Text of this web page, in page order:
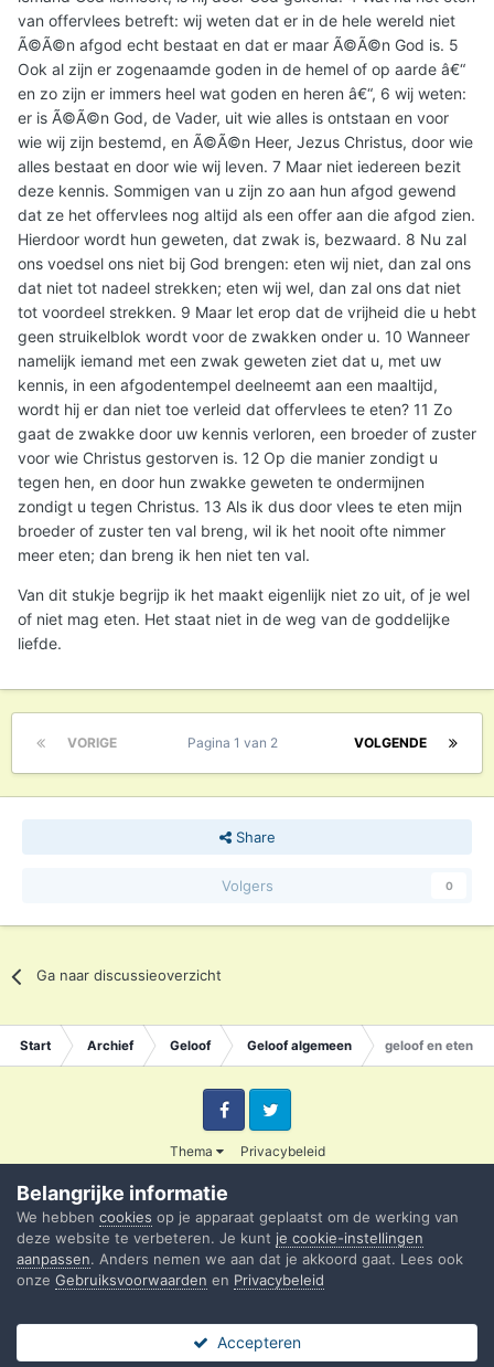
van offervlees betreft: wij weten dat er in de hele wereld niet
Ã©Ã©n afgod echt bestaat en dat er maar Ã©Ã©n God is. 5
Ook al zijn er zogenaamde goden in de hemel of op aarde â€“
en zo zijn er immers heel wat goden en heren â€“, 6 wij weten:
er is Ã©Ã©n God, de Vader, uit wie alles is ontstaan en voor
wie wij zijn bestemd, en Ã©Ã©n Heer, Jezus Christus, door wie
alles bestaat en door wie wij leven. 7 Maar niet iedereen bezit
deze kennis. Sommigen van u zijn zo aan hun afgod gewend
dat ze het offervlees nog altijd als een offer aan die afgod zien.
Hierdoor wordt hun geweten, dat zwak is, bezwaard. 8 Nu zal
ons voedsel ons niet bij God brengen: eten wij niet, dan zal ons
dat niet tot nadeel strekken; eten wij wel, dan zal ons dat niet
tot voordeel strekken. 9 Maar let erop dat de vrijheid die u hebt
geen struikelblok wordt voor de zwakken onder u. 10 Wanneer
namelijk iemand met een zwak geweten ziet dat u, met uw
kennis, in een afgodentempel deelneemt aan een maaltijd,
wordt hij er dan niet toe verleid dat offervlees te eten? 11 Zo
gaat de zwakke door uw kennis verloren, een broeder of zuster
voor wie Christus gestorven is. 12 Op die manier zondigt u
tegen hen, en door hun zwakke geweten te ondermijnen
zondigt u tegen Christus. 13 Als ik dus door vlees te eten mijn
broeder of zuster ten val breng, wil ik het nooit ofte nimmer
meer eten; dan breng ik hen niet ten val.
Van dit stukje begrijp ik het maakt eigenlijk niet zo uit, of je wel
of niet mag eten. Het staat niet in de weg van de goddelijke
liefde.
VORIGE VOLGENDE
Pagina 1 van 2
Share
Volgers 0
Ga naar discussieoverzicht
Start Archief Geloof Geloof algemeen geloof en eten
Thema Privacybeleid
FacebookTwitter
Powered by Invision Community
Belangrijke informatie
We hebben cookies op je apparaat geplaatst om de werking van
deze website te verbeteren. Je kunt je cookie-instellingen
aanpassen. Anders nemen we aan dat je akkoord gaat. Lees ook
onze Gebruiksvoorwaarden en Privacybeleid
Accepteren